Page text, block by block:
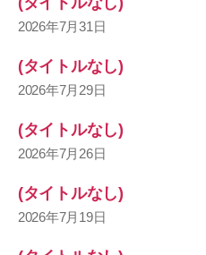
2026年7月31日
(タイトルなし)
2026年7月29日
(タイトルなし)
2026年7月26日
(タイトルなし)
2026年7月19日